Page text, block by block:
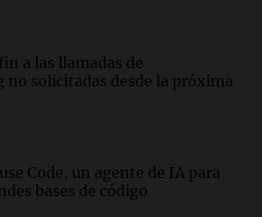
a las llamadas de
solicitadas desde la próxima
Code, un agente de IA para
bases de código